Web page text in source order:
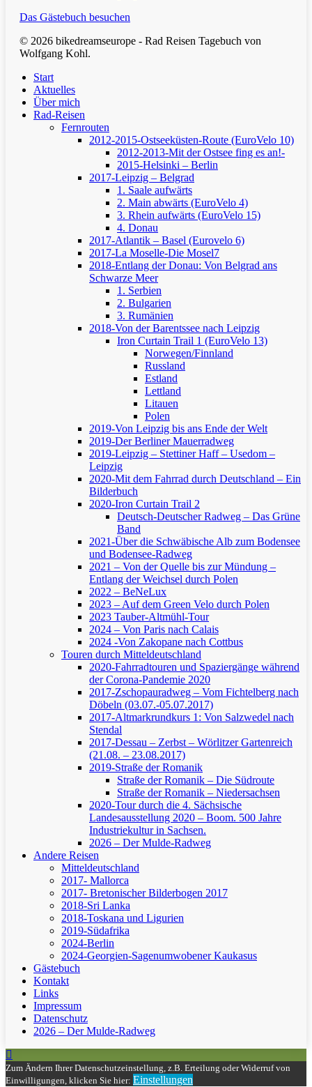
Das Gästebuch besuchen
© 2026 bikedreamseurope - Rad Reisen Tagebuch von
Wolfgang Kohl.
Start
Aktuelles
Über mich
Rad-Reisen
Fernrouten
2012-2015-Ostseeküsten-Route (EuroVelo 10)
2012-2013-Mit der Ostsee fing es an!-
2015-Helsinki – Berlin
2017-Leipzig – Belgrad
1. Saale aufwärts
2. Main abwärts (EuroVelo 4)
3. Rhein aufwärts (EuroVelo 15)
4. Donau
2017-Atlantik – Basel (Eurovelo 6)
2017-La Moselle-Die Mosel7
2018-Entlang der Donau: Von Belgrad ans
Schwarze Meer
1. Serbien
2. Bulgarien
3. Rumänien
2018-Von der Barentssee nach Leipzig
Iron Curtain Trail 1 (EuroVelo 13)
Norwegen/Finnland
Russland
Estland
Lettland
Litauen
Polen
2019-Von Leipzig bis ans Ende der Welt
2019-Der Berliner Mauerradweg
2019-Leipzig – Stettiner Haff – Usedom –
Leipzig
2020-Mit dem Fahrrad durch Deutschland – Ein
Bilderbuch
2020-Iron Curtain Trail 2
Deutsch-Deutscher Radweg – Das Grüne
Band
2021-Über die Schwäbische Alb zum Bodensee
und Bodensee-Radweg
2021 – Von der Quelle bis zur Mündung –
Entlang der Weichsel durch Polen
2022 – BeNeLux
2023 – Auf dem Green Velo durch Polen
2023 Tauber-Altmühl-Tour
2024 – Von Paris nach Calais
2024 -Von Zakopane nach Cottbus
Touren durch Mitteldeutschland
2020-Fahrradtouren und Spaziergänge während
der Corona-Pandemie 2020
2017-Zschopauradweg – Vom Fichtelberg nach
Döbeln (03.07.-05.07.2017)
2017-Altmarkrundkurs 1: Von Salzwedel nach
Stendal
2017-Dessau – Zerbst – Wörlitzer Gartenreich
(21.08. – 23.08.2017)
2019-Straße der Romanik
Straße der Romanik – Die Südroute
Straße der Romanik – Niedersachsen
2020-Tour durch die 4. Sächsische
Landesausstellung 2020 – Boom. 500 Jahre
Industriekultur in Sachsen.
2026 – Der Mulde-Radweg
Andere Reisen
Mitteldeutschland
2017- Mallorca
2017- Bretonischer Bilderbogen 2017
2018-Sri Lanka
2018-Toskana und Ligurien
2019-Südafrika
2024-Berlin
2024-Georgien-Sagenumwobener Kaukasus
Gästebuch
Kontakt
Links
Impressum
Datenschutz
2026 – Der Mulde-Radweg
Zum Ändern Ihrer Datenschutzeinstellung, z.B. Erteilung oder Widerruf von
Einwilligungen, klicken Sie hier: Einstellungen